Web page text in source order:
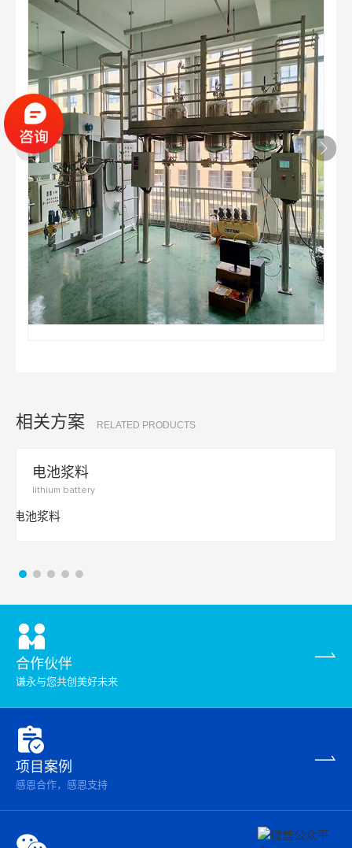
相关方案 RELATED PRODUCTS
电池浆料
lithium battery
合作伙伴
谦永与您共创美好未来
项目案例
感恩合作，感恩支持